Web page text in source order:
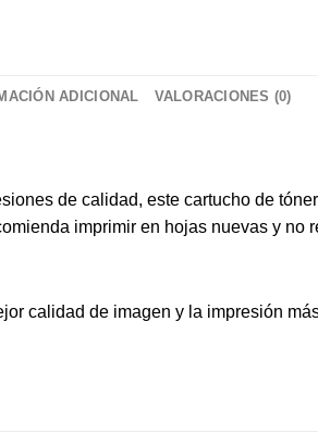
ADICIONAL VALORACIONES (0)
de calidad, este cartucho de
imprimir en hojas nuevas y no
calidad de imagen y la impresión